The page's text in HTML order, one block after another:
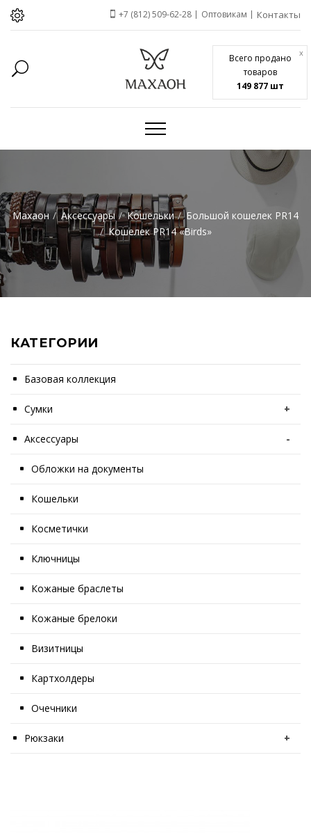
Всего продано
товаров
149 877 шт
x
+7 (812) 509-62-28 Оптовикам Контакты
Махаон Аксессуары Кошельки
Большой кошелек PR14
Кошелек PR14 «Birds»
КАТЕГОРИИ
Базовая коллекция
Сумки +
Аксессуары -
Обложки на документы
Кошельки
Косметички
Ключницы
Кожаные браслеты
Кожаные брелоки
Визитницы
Картхолдеры
Очечники
Рюкзаки +